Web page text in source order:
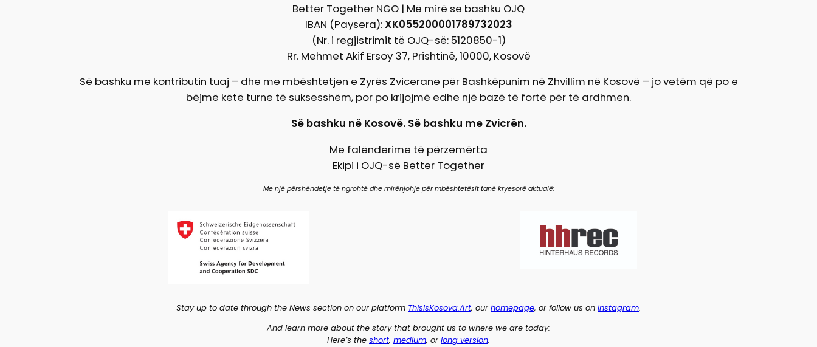
Better Together NGO | Më mirë se bashku OJQ
IBAN (Paysera):XK055200001789732023
(Nr. i regjistrimit të OJQ-së: 5120850-1)
Rr. Mehmet Akif Ersoy 37, Prishtinë, 10000, Kosovë
Së bashku me kontributin tuaj – dhe me mbështetjen e Zyrës Zvicerane për Bashkëpunim në Zhvillim në Kosovë – jo vetëm që po e
bëjmë këtë turne të suksesshëm, por po krijojmë edhe një bazë të fortë për të ardhmen.
Së bashku në Kosovë. Së bashku me Zvicrën.
Me falënderime të përzemërta
Ekipi i OJQ-së Better Together
Me një përshëndetje të ngrohtë dhe mirënjohje për mbështetësit tanë kryesorë aktualë:
Stay up to date through the News section on our platform ThisIsKosova.Art, our homepage, or follow us on Instagram.
And learn more about the story that brought us to where we are today:
Here’s the short, medium, or long version.